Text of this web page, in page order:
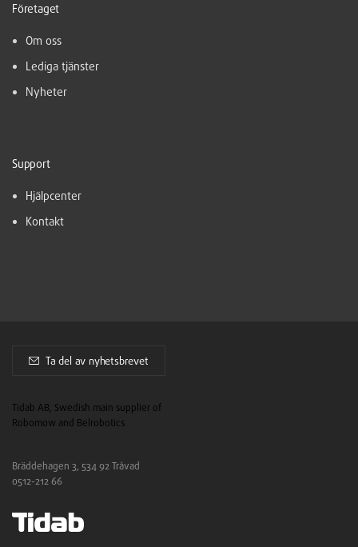
Företaget
Om oss
Lediga tjänster
Nyheter
Support
Hjälpcenter
Kontakt
Ta del av nyhetsbrevet
Tidab AB, Swedish main supplier of
Robomow and Belrobotics
Bräddehagen 3, 534 92 Tråvad
0512-212 66